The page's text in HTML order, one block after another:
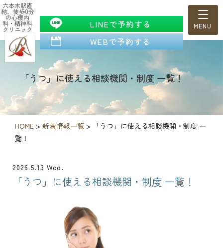
六本木駅直
結、徒歩0分
の心療内
科・精神科
クリニック
LINEで予約する
WEBで予約する
「うつ」に使える相談機関・制度 一覧！
HOME > 新着情報一覧 >
「うつ」に使える相談機関・制度 一
覧！
2026.5.13 Wed.
「うつ」に使える相談機関・制度 一覧！